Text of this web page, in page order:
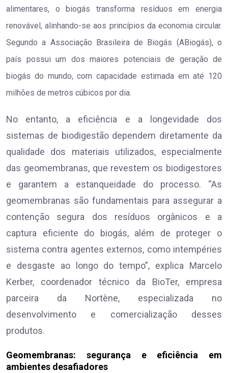
alimentares, o biogás transforma resíduos em energia
renovável, alinhando-se aos princípios da economia circular.
Segundo a Associação Brasileira de Biogás (ABiogás), o
país possui um dos maiores potenciais de geração de
biogás do mundo, com capacidade estimada em até 120
milhões de metros cúbicos por dia.
No entanto, a eficiência e a longevidade dos
sistemas de biodigestão dependem diretamente da
qualidade dos materiais utilizados, especialmente
das geomembranas, que revestem os biodigestores
e garantem a estanqueidade do processo. “As
geomembranas são fundamentais para assegurar a
contenção segura dos resíduos orgânicos e a
captura eficiente do biogás, além de proteger o
sistema contra agentes externos, como intempéries
e desgaste ao longo do tempo”, explica Marcelo
Kerber, coordenador técnico da BioTer, empresa
parceira da Nortène, especializada no
desenvolvimento e comercialização desses
produtos.
Geomembranas: segurança e eficiência em
ambientes desafiadores